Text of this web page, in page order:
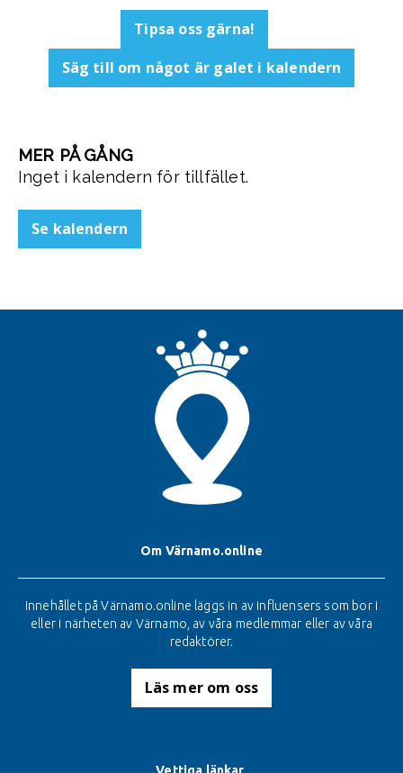
Tipsa oss gärna!
Säg till om något är galet i kalendern
MER PÅ GÅNG
Inget i kalendern för tillfället.
Se kalendern
Om Värnamo.online
Innehållet på Värnamo.online läggs in av influensers som bor i
eller i närheten av Värnamo, av våra medlemmar eller av våra
redaktörer.
Läs mer om oss